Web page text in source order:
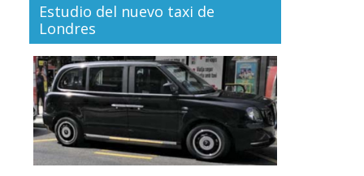
Estudio del nuevo taxi de
Londres